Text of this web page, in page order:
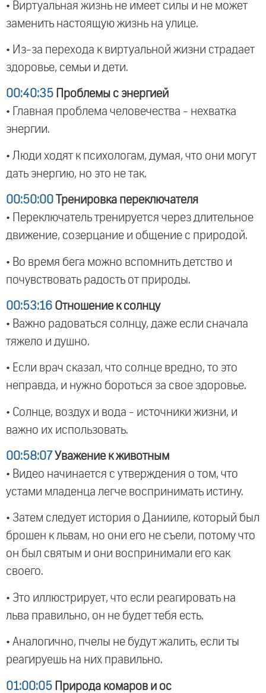
• Виртуальная жизнь не имеет силы и не может
заменить настоящую жизнь на улице.
• Из-за перехода к виртуальной жизни страдает
здоровье, семьи и дети.
00:40:35 Проблемы с энергией
• Главная проблема человечества - нехватка
энергии.
• Люди ходят к психологам, думая, что они могут
дать энергию, но это не так.
00:50:00 Тренировка переключателя
• Переключатель тренируется через длительное
движение, созерцание и общение с природой.
• Во время бега можно вспомнить детство и
почувствовать радость от природы.
00:53:16 Отношение к солнцу
• Важно радоваться солнцу, даже если сначала
тяжело и душно.
• Если врач сказал, что солнце вредно, то это
неправда, и нужно бороться за свое здоровье.
• Солнце, воздух и вода - источники жизни, и
важно их использовать.
00:58:07 Уважение к животным
• Видео начинается с утверждения о том, что
устами младенца легче воспринимать истину.
• Затем следует история о Данииле, который был
брошен к львам, но они его не съели, потому что
он был святым и они воспринимали его как
своего.
• Это иллюстрирует, что если реагировать на
льва правильно, он не будет тебя есть.
• Аналогично, пчелы не будут жалить, если ты
реагируешь на них правильно.
01:00:05 Природа комаров и ос